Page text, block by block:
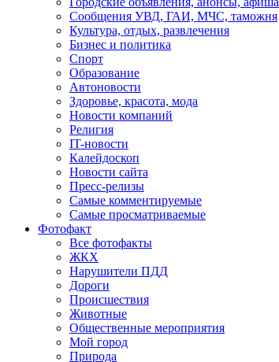
Сообщения УВД, ГАИ, МЧС, таможня
Культура, отдых, развлечения
Бизнес и политика
Спорт
Образование
Автоновости
Здоровье, красота, мода
Новости компаний
Религия
IT-новости
Калейдоскоп
Новости сайта
Пресс-релизы
Самые комментируемые
Самые просматриваемые
Фотофакт
Все фотофакты
ЖКХ
Нарушители ПДД
Дороги
Происшествия
Животные
Общественные мероприятия
Мой город
Природа